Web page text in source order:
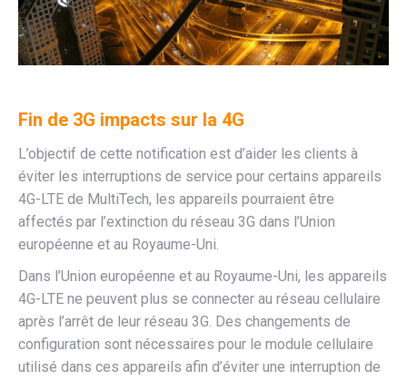
Fin de 3G impacts sur la 4G
L’objectif de cette notification est d’aider les clients à
éviter les interruptions de service pour certains appareils
4G-LTE de MultiTech, les appareils pourraient être
affectés par l’extinction du réseau 3G dans l’Union
européenne et au Royaume-Uni.
Dans l’Union européenne et au Royaume-Uni, les appareils
4G-LTE ne peuvent plus se connecter au réseau cellulaire
après l’arrêt de leur réseau 3G. Des changements de
configuration sont nécessaires pour le module cellulaire
utilisé dans ces appareils afin d’éviter une interruption de